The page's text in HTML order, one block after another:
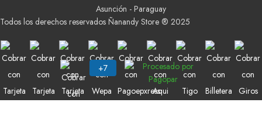
Asunción - Paraguay
Todos los derechos reservados Ñanandy Store ® 2025
Buscar